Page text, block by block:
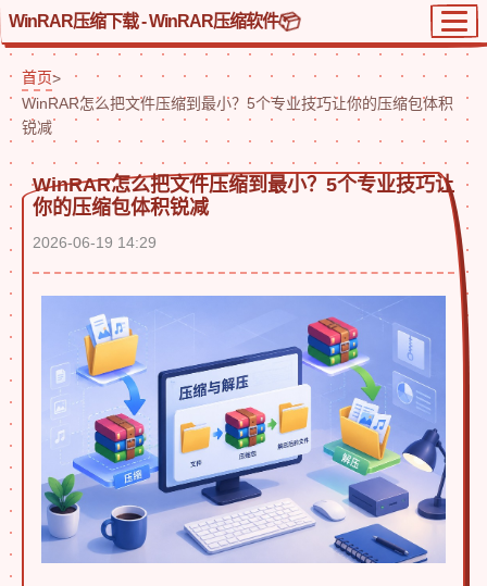
WinRAR压缩下载 - WinRAR压缩软件
首页>
WinRAR怎么把文件压缩到最小？5个专业技巧让你的压缩包体积
锐减
WinRAR怎么把文件压缩到最小？5个专业技巧让
你的压缩包体积锐减
2026-06-19 14:29